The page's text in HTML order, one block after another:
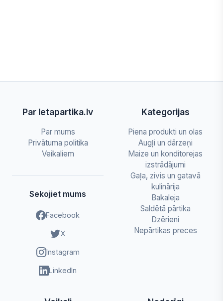
Par letapartika.lv
Par mums
Privātuma politika
Veikaliem
Sekojiet mums
Facebook
X
Instagram
LinkedIn
Kategorijas
Piena produkti un olas
Augļi un dārzeņi
Maize un konditorejas
izstrādājumi
Gaļa, zivis un gatavā
kulinārija
Bakaleja
Saldētā pārtika
Dzērieni
Nepārtikas preces